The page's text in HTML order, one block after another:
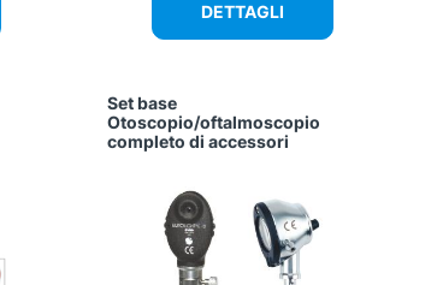
DETTAGLI
Set base
Otoscopio/oftalmoscopio
completo di accessori